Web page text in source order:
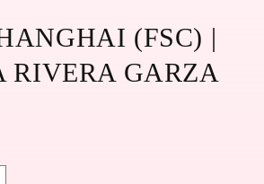
(FSC) |
RIVERA GARZA